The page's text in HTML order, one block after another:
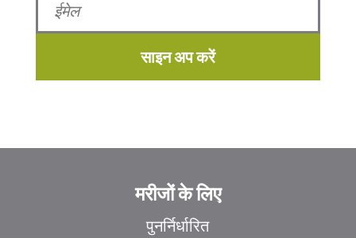
साइन अप करें
मरीजों के लिए
पुनर्निर्धारित